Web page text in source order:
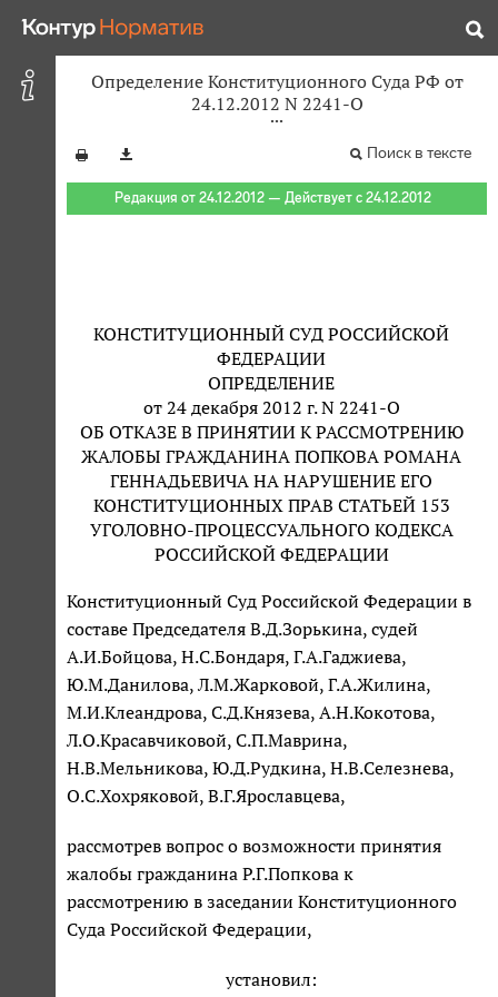
Определение Конституционного Суда РФ от
24.12.2012 N 2241-О
Поиск в тексте
Редакция от 24.12.2012 — Действует с 24.12.2012
КОНСТИТУЦИОННЫЙ СУД РОССИЙСКОЙ
ФЕДЕРАЦИИ
ОПРЕДЕЛЕНИЕ
от 24 декабря 2012 г. N 2241-О
ОБ ОТКАЗЕ В ПРИНЯТИИ К РАССМОТРЕНИЮ
ЖАЛОБЫ ГРАЖДАНИНА ПОПКОВА РОМАНА
ГЕННАДЬЕВИЧА НА НАРУШЕНИЕ ЕГО
КОНСТИТУЦИОННЫХ ПРАВ СТАТЬЕЙ 153
УГОЛОВНО-ПРОЦЕССУАЛЬНОГО КОДЕКСА
РОССИЙСКОЙ ФЕДЕРАЦИИ
Конституционный Суд Российской Федерации в
составе Председателя В.Д.Зорькина, судей
А.И.Бойцова, Н.С.Бондаря, Г.А.Гаджиева,
Ю.М.Данилова, Л.М.Жарковой, Г.А.Жилина,
М.И.Клеандрова, С.Д.Князева, А.Н.Кокотова,
Л.О.Красавчиковой, С.П.Маврина,
Н.В.Мельникова, Ю.Д.Рудкина, Н.В.Селезнева,
О.С.Хохряковой, В.Г.Ярославцева,
рассмотрев вопрос о возможности принятия
жалобы гражданина Р.Г.Попкова к
рассмотрению в заседании Конституционного
Суда Российской Федерации,
установил: